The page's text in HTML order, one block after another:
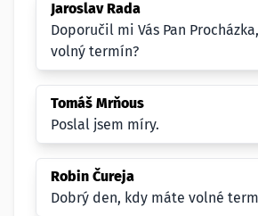
Jaroslav Rada
Doporučil mi Vás Pan
volný termín?
Tomáš Mrňous
Poslal jsem míry.
Robin Čureja
Dobrý den, kdy máte volné